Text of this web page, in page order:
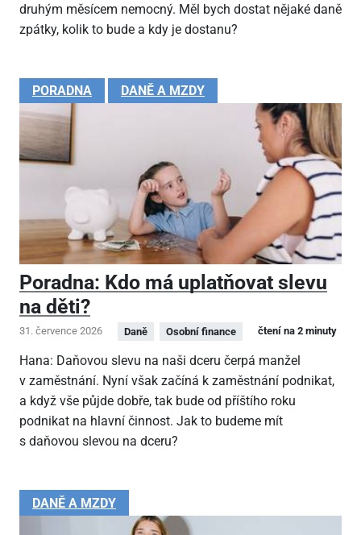
druhým měsícem nemocný. Měl bych dostat nějaké daně
zpátky, kolik to bude a kdy je dostanu?
PORADNA DANĚ A MZDY
Poradna: Kdo má uplatňovat slevu
na děti?
31. července 2026 Daně Osobní finance čtení na 2 minuty
Hana: Daňovou slevu na naši dceru čerpá manžel
v zaměstnání. Nyní však začíná k zaměstnání podnikat,
a když vše půjde dobře, tak bude od příštího roku
podnikat na hlavní činnost. Jak to budeme mít
s daňovou slevou na dceru?
DANĚ A MZDY